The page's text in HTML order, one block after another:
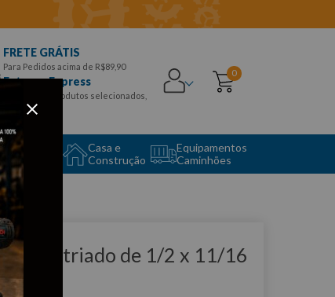
FRETE GRÁTIS
Para Pedidos acima de R$89,90
Entrega Express
para CEPS e produtos selecionados,
Aproveite!
0
Casa e
Construção
Equipamentos
Caminhões
Estriado de 1/2 x 11/16